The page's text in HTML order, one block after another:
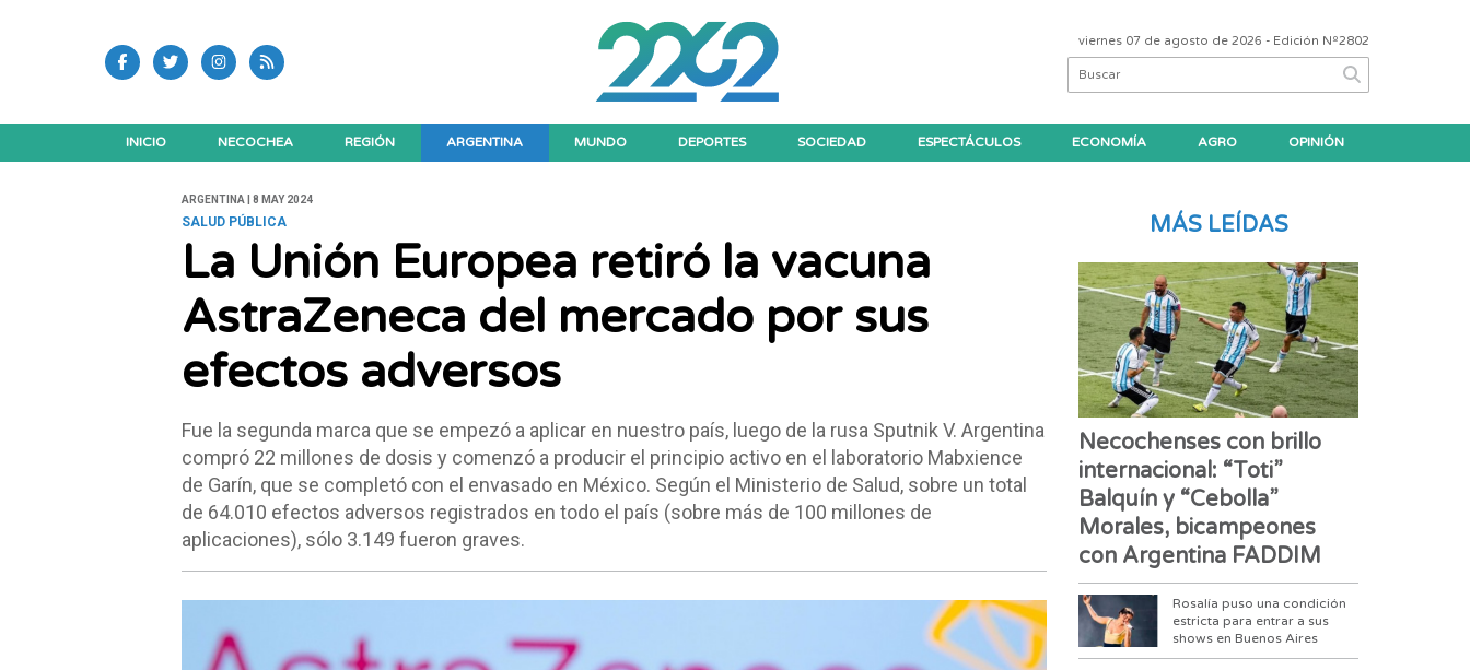
viernes 07 de agosto de 2026 - Edición Nº2802
INICIO NECOCHEA REGIÓN ARGENTINA MUNDO DEPORTES SOCIEDAD ESPECTÁCULOS ECONOMÍA AGRO OPINIÓN
ARGENTINA | 8 MAY 2024
SALUD PÚBLICA
La Unión Europea retiró la vacuna
AstraZeneca del mercado por sus
efectos adversos
Fue la segunda marca que se empezó a aplicar en nuestro país, luego de la rusa Sputnik V. Argentina
compró 22 millones de dosis y comenzó a producir el principio activo en el laboratorio Mabxience
de Garín, que se completó con el envasado en México. Según el Ministerio de Salud, sobre un total
de 64.010 efectos adversos registrados en todo el país (sobre más de 100 millones de
aplicaciones), sólo 3.149 fueron graves.
MÁS LEÍDAS
Necochenses con brillo
internacional: “Toti”
Balquín y “Cebolla”
Morales, bicampeones
con Argentina FADDIM
Rosalía puso una condición
estricta para entrar a sus
shows en Buenos Aires